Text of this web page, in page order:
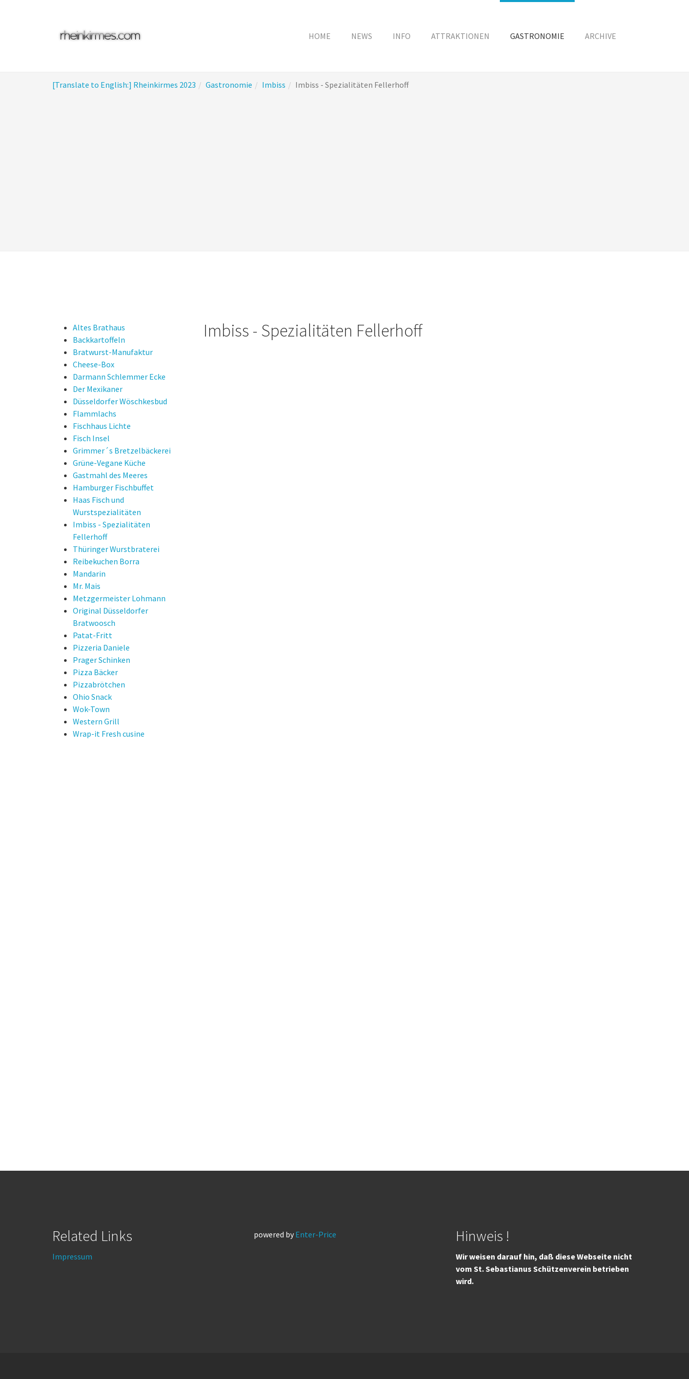
HOME NEWS INFO ATTRAKTIONEN GASTRONOMIE ARCHIVE
are
[Translate to English:] Rheinkirmes 2023 Gastronomie Imbiss Imbiss - Spezialitäten Fellerhoff
Altes Brathaus
Backkartoffeln
Bratwurst-Manufaktur
Cheese-Box
Darmann Schlemmer Ecke
Der Mexikaner
Düsseldorfer Wöschkesbud
Flammlachs
Fischhaus Lichte
Fisch Insel
Grimmer´s Bretzelbäckerei
Grüne-Vegane Küche
Gastmahl des Meeres
Hamburger Fischbuffet
Haas Fisch und
Wurstspezialitäten
Imbiss - Spezialitäten
Fellerhoff
Thüringer Wurstbraterei
Reibekuchen Borra
Mandarin
Mr. Mais
Metzgermeister Lohmann
Original Düsseldorfer
Bratwoosch
Patat-Fritt
Pizzeria Daniele
Prager Schinken
Pizza Bäcker
Pizzabrötchen
Ohio Snack
Wok-Town
Western Grill
Wrap-it Fresh cusine
Imbiss - Spezialitäten Fellerhoff
Related Links
Impressum
powered by Enter-Price Hinweis !
Wir weisen darauf hin, daß diese Webseite nicht
vom St. Sebastianus Schützenverein betrieben
wird.